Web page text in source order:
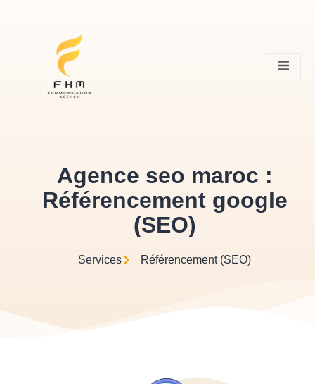
Agence seo maroc :
Référencement google
(SEO)
Services Référencement (SEO)